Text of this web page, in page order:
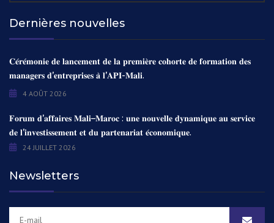
Dernières nouvelles
𝐂𝐞́𝐫𝐞́𝐦𝐨𝐧𝐢𝐞 𝐝𝐞 𝐥𝐚𝐧𝐜𝐞𝐦𝐞𝐧𝐭 𝐝𝐞 𝐥𝐚 𝐩𝐫𝐞𝐦𝐢𝐞̀𝐫𝐞 𝐜𝐨𝐡𝐨𝐫𝐭𝐞 𝐝𝐞 𝐟𝐨𝐫𝐦𝐚𝐭𝐢𝐨𝐧 𝐝𝐞𝐬
𝐦𝐚𝐧𝐚𝐠𝐞𝐫𝐬 𝐝’𝐞𝐧𝐭𝐫𝐞𝐩𝐫𝐢𝐬𝐞𝐬 𝐚̀ 𝐥’𝐀𝐏𝐈-𝐌𝐚𝐥𝐢.
4 AOÛT 2026
𝐅𝐨𝐫𝐮𝐦 𝐝’𝐚𝐟𝐟𝐚𝐢𝐫𝐞𝐬 𝐌𝐚𝐥𝐢–𝐌𝐚𝐫𝐨𝐜 : 𝐮𝐧𝐞 𝐧𝐨𝐮𝐯𝐞𝐥𝐥𝐞 𝐝𝐲𝐧𝐚𝐦𝐢𝐪𝐮𝐞 𝐚𝐮 𝐬𝐞𝐫𝐯𝐢𝐜𝐞
𝐝𝐞 𝐥’𝐢𝐧𝐯𝐞𝐬𝐭𝐢𝐬𝐬𝐞𝐦𝐞𝐧𝐭 𝐞𝐭 𝐝𝐮 𝐩𝐚𝐫𝐭𝐞𝐧𝐚𝐫𝐢𝐚𝐭 𝐞́𝐜𝐨𝐧𝐨𝐦𝐢𝐪𝐮𝐞.
24 JUILLET 2026
Newsletters